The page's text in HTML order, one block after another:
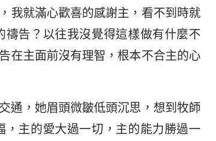
我就滿心歡喜的感謝主，看不到時就
告？以往我沒覺得這樣做有什麼不
在主面前沒有理智，根本不合主的心
通，她眉頭微皺低頭沉思，想到牧師
主的愛大過一切，主的能力勝過一